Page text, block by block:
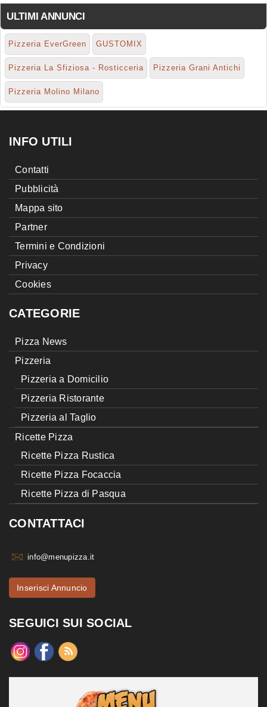
ULTIMI ANNUNCI
Pizzeria EverGreen GUSTOMIX
Pizzeria La Sfiziosa - Rosticceria Pizzeria Grani Antichi
Pizzeria Molino Milano
INFO UTILI
Contatti
Pubblicità
Mappa sito
Partner
Termini e Condizioni
Privacy
Cookies
CATEGORIE
Pizza News
Pizzeria
Pizzeria a Domicilio
Pizzeria Ristorante
Pizzeria al Taglio
Ricette Pizza
Ricette Pizza Rustica
Ricette Pizza Focaccia
Ricette Pizza di Pasqua
CONTATTACI
info@menupizza.it
Inserisci Annuncio
SEGUICI SUI SOCIAL